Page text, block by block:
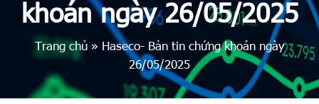
khoán ngày 26/05/2025
Trang chủ » Haseco- Bản tin chứng khoán ngày
26/05/2025